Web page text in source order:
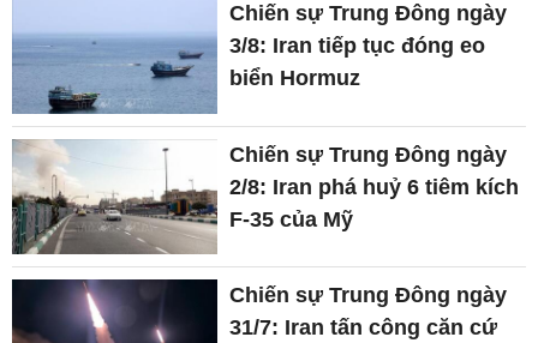
Chiến sự Trung Đông ngày
3/8: Iran tiếp tục đóng eo
biển Hormuz
Chiến sự Trung Đông ngày
2/8: Iran phá huỷ 6 tiêm kích
F-35 của Mỹ
Chiến sự Trung Đông ngày
31/7: Iran tấn công căn cứ